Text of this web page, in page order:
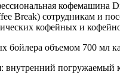
кофемашина
Break) сотрудникам и
кофейных и
бойлера объемом 700 мл
внутренний погружаемый